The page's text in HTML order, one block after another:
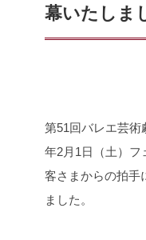
幕いたしま
第51回バレエ芸術
年2月1日（土）フ
客さまからの拍手
ました。